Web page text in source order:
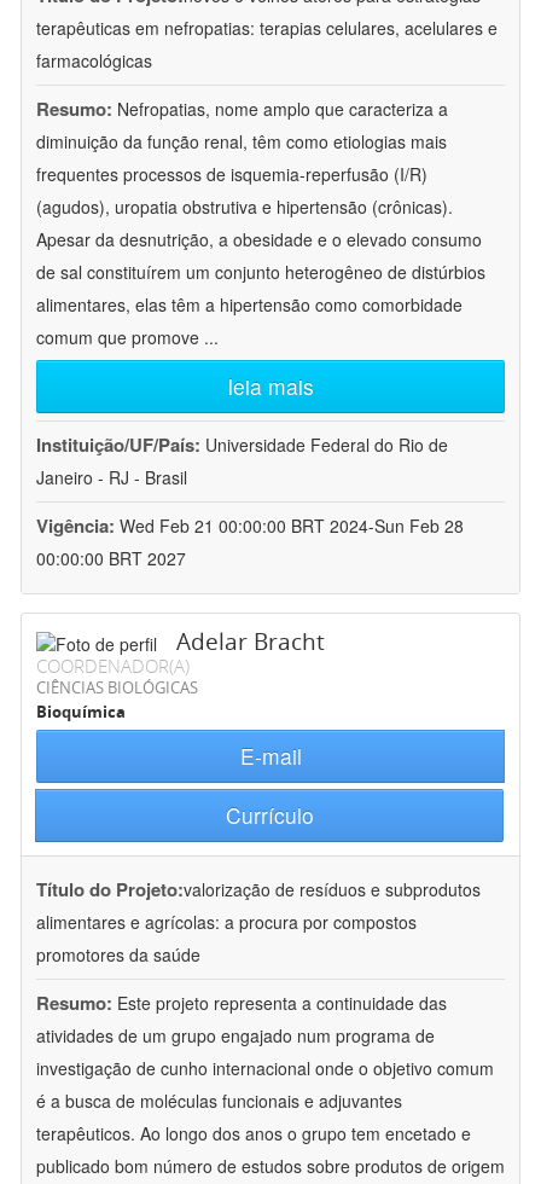
terapêuticas em nefropatias: terapias celulares, acelulares e
farmacológicas
Resumo: Nefropatias, nome amplo que caracteriza a
diminuição da função renal, têm como etiologias mais
frequentes processos de isquemia-reperfusão (I/R)
(agudos), uropatia obstrutiva e hipertensão (crônicas).
Apesar da desnutrição, a obesidade e o elevado consumo
de sal constituírem um conjunto heterogêneo de distúrbios
alimentares, elas têm a hipertensão como comorbidade
comum que promove ...
leia mais
Instituição/UF/País: Universidade Federal do Rio de
Janeiro - RJ - Brasil
Vigência: Wed Feb 21 00:00:00 BRT 2024-Sun Feb 28
00:00:00 BRT 2027
Adelar Bracht
COORDENADOR(A)
CIÊNCIAS BIOLÓGICAS
Bioquímica
E-mail
Currículo
Título do Projeto:valorização de resíduos e subprodutos
alimentares e agrícolas: a procura por compostos
promotores da saúde
Resumo: Este projeto representa a continuidade das
atividades de um grupo engajado num programa de
investigação de cunho internacional onde o objetivo comum
é a busca de moléculas funcionais e adjuvantes
terapêuticos. Ao longo dos anos o grupo tem encetado e
publicado bom número de estudos sobre produtos de origem